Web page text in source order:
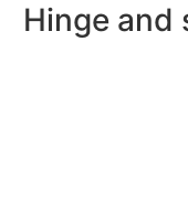
Hinge and